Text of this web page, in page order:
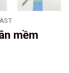
mềm